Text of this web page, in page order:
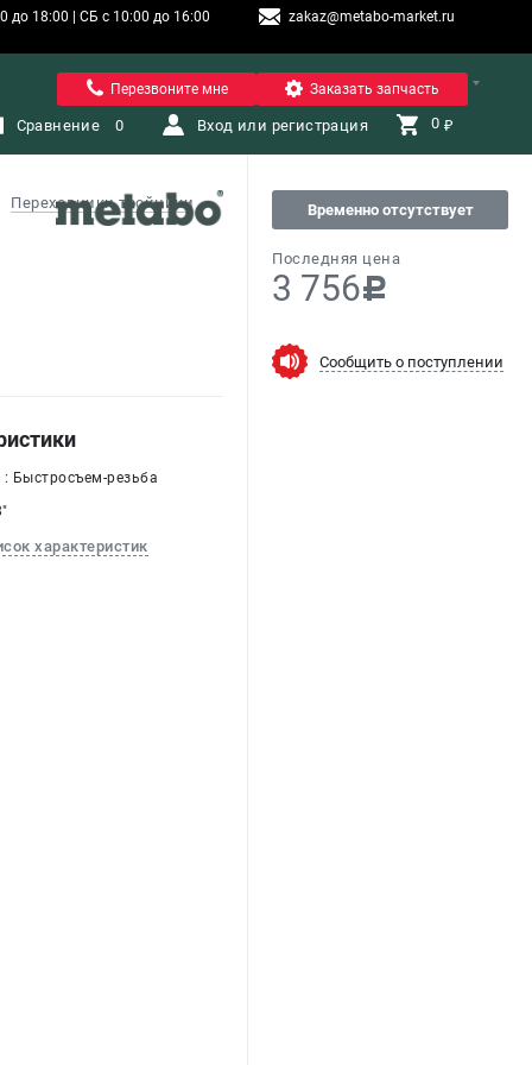
до 18:00 | СБ с 10:00 до 16:00 zakaz@metabo-market.ru
Санкт-Петербург
Перезвоните мне Заказать запчасть
Сравнение 0 Вход или регистрация 0 ₽
Переходники тройники Временно отсутствует
Последняя цена
3 756c
Сообщить о поступлении
Быстросъем-резьба
характеристик